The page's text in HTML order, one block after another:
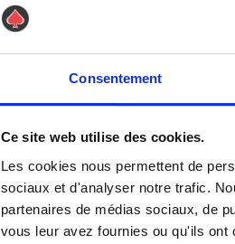
Consentement
Ce site web utilise des cookies.
Les cookies nous permettent de
sociaux et d'analyser notre trafic.
partenaires de médias sociaux, de
vous leur avez fournies ou qu'ils